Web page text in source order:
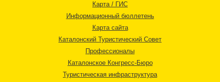
Карта / ГИС
Информационный бюллетень
Карта сайта
Каталонский Туристический Совет
Профессионалы
Каталонское Конгресс-Бюро
Туристическая инфраструктура